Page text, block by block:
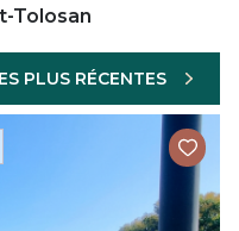
Tolosan
PLUS RÉCENTES